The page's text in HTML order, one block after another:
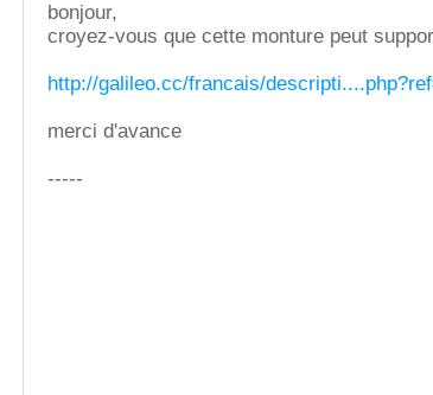
bonjour,
croyez-vous que cette monture peut
http://galileo.cc/francais/
merci d'avance
-----